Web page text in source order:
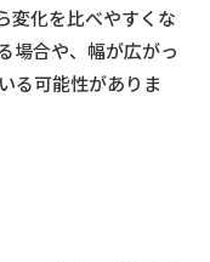
変化を比べやすくな
場合や、幅が広がっ
る可能性がありま